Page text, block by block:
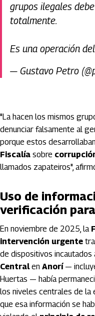
grupos ilegales
totalmente.
Es una operación
— Gustavo Petro
"La hacen los mismos
denunciar falsamente al
porque estos
Fiscalía sobre
llamados zapateiros",
Uso de
verificación
En noviembre de 2025, la
intervención urgente
de dispositivos
Centralen Anorí—
Huertas — había
los niveles centrales de la
que esa información se